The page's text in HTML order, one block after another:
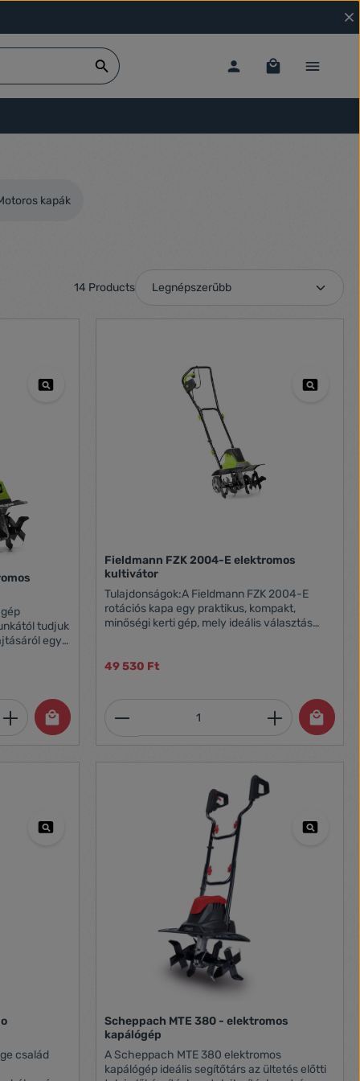
kapák
14 Products
vagy használja a gombokat a
tudjuk
egy
kidarált
fém
a
kapatag
Adja meg a kívánt mennyiséget, vagy
Fieldmann FZK 2004-E elektromos
kultivátor
Tulajdonságok:A Fieldmann FZK 2004-E
rotációs kapa egy praktikus, kompakt,
minőségi kerti gép, mely ideális választás
gondoskodik, a 5 kapatag munkaszélessége
alumíniumötvözetből és minden áttétel
acélból készült. A talaj felső rétegeinek
lazítására alkalmas, melynek
apróbb kövek csapódásaitól. A FIELDMANN
acélkéses kultivátorai nemcsak talaj
megmunkálására alkalmasak, hanem gyep
kezelésére is. Az acélpajzs megvédi a kezelőt
és a gépet a használatkor felpattanó
Munkaszélesség: 400 mm Tárcsák száma: 5
db acél kivitel Tárcsa átmérő: 210 mm
Összecsukható fogantyú Működést elősegítő
kerekek Súly: 11,0 kg
49 530 Ft
Termékmennyiség: Adja
Scheppach MTE 380 - elektromos
kapálógép
A Scheppach MTE 380 elektromos
kapálógép ideális segítőtárs az ültetés előtti